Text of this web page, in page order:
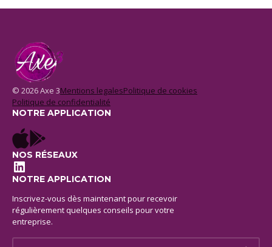
© 2026 Axe 3Mentions legalesPolitique de cookies
Politique de confidentialité
NOTRE APPLICATION
NOS RÉSEAUX
LinkedIn
NOTRE APPLICATION
Inscrivez-vous dès maintenant pour recevoir
régulièrement quelques conseils pour votre
entreprise.